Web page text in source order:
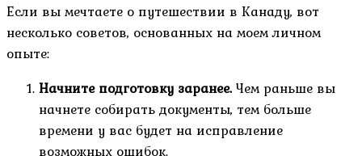
Если вы мечтаете о путешествии в Канаду, вот
несколько советов, основанных на моем личном
опыте:
Начните подготовку заранее.Чем раньше вы
начнете собирать документы, тем больше
времени у вас будет на исправление
возможных ошибок.